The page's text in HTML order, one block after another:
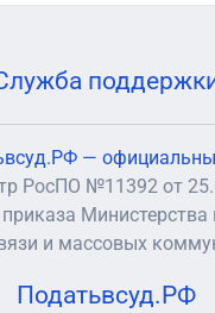
—
РосПО №11392 от
Министерства
и массовых
Податьвсуд.РФ